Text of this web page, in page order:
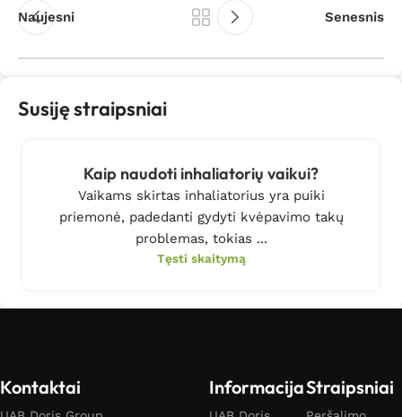
Naujesni Senesnis
Susiję straipsniai
Kaip naudoti inhaliatorių vaikui?
Vaikams skirtas inhaliatorius yra puiki
priemonė, padedanti gydyti kvėpavimo takų
problemas, tokias ...
Tęsti skaitymą
Kontaktai InformacijaStraipsniai